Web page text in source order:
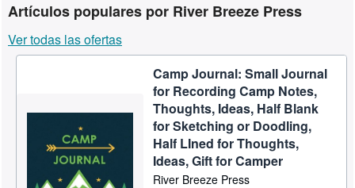
Libros antiguos
Arte y coleccionismo
CERRAR
Artículos populares por River Breeze Press
Ver todas las ofertas
Camp Journal: Small Journal
for Recording Camp Notes,
Thoughts, Ideas, Half Blank
for Sketching or Doodling,
Half LIned for Thoughts,
Ideas, Gift for Camper
River Breeze Press